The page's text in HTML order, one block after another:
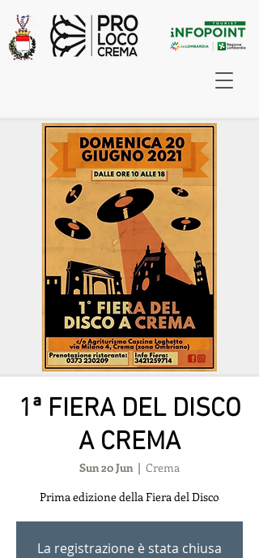
1ª FIERA DEL DISCO
A CREMA
Sun 20 Jun
  |
Crema
Prima edizione della Fiera del Disco
La registrazione è stata chiusa